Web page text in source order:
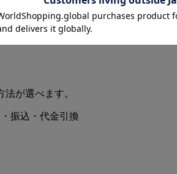
2～5日程度でお届け！
を除く
が選べます。
振込・代金引換